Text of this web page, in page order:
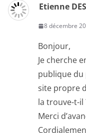
Etienne
8 décembre
Bonjour,
Je cherche
publique du
site propre
la trouve-t-il
Merci